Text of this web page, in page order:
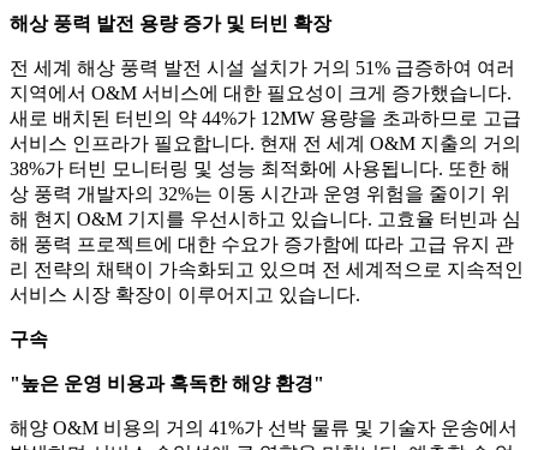
해상 풍력 발전 용량 증가 및 터빈 확장
전 세계 해상 풍력 발전 시설 설치가 거의 51% 급증하여 여러
지역에서 O&M 서비스에 대한 필요성이 크게 증가했습니다.
새로 배치된 터빈의 약 44%가 12MW 용량을 초과하므로 고급
서비스 인프라가 필요합니다. 현재 전 세계 O&M 지출의 거의
38%가 터빈 모니터링 및 성능 최적화에 사용됩니다. 또한 해
상 풍력 개발자의 32%는 이동 시간과 운영 위험을 줄이기 위
해 현지 O&M 기지를 우선시하고 있습니다. 고효율 터빈과 심
해 풍력 프로젝트에 대한 수요가 증가함에 따라 고급 유지 관
리 전략의 채택이 가속화되고 있으며 전 세계적으로 지속적인
서비스 시장 확장이 이루어지고 있습니다.
구속
"높은 운영 비용과 혹독한 해양 환경"
해양 O&M 비용의 거의 41%가 선박 물류 및 기술자 운송에서